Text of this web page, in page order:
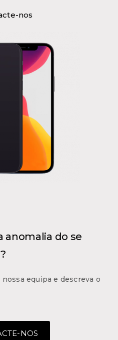
nos
anomalia do se
equipa e descreva o
NOS